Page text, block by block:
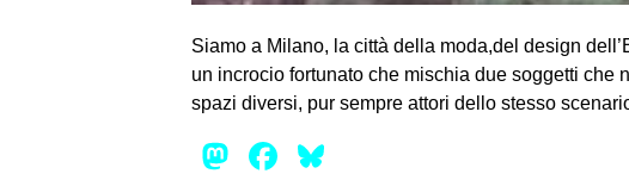
Siamo a Milano, la città della moda,del design
un incrocio fortunato che mischia due soggetti
spazi diversi, pur sempre attori dello stesso
Mastodon
Facebook